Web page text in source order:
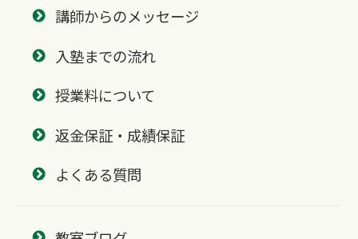
講師からのメッセージ
入塾までの流れ
授業料について
返金保証・成績保証
よくある質問